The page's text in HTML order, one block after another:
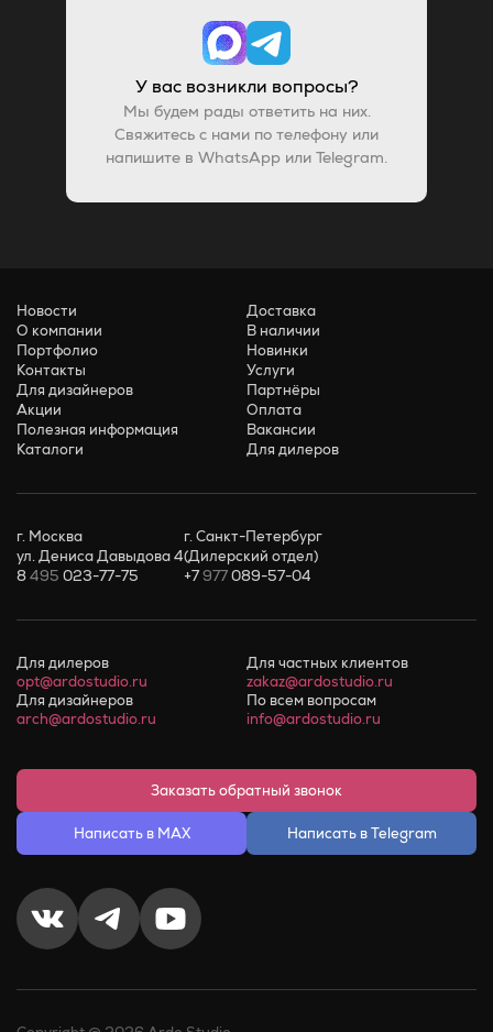
У вас возникли вопросы?
Мы будем рады ответить на них.
Свяжитесь с нами по телефону или
напишите в WhatsApp или Telegram.
Новости
О компании
Портфолио
Контакты
Для дизайнеров
Акции
Полезная информация
Каталоги
Доставка
В наличии
Новинки
Услуги
Партнёры
Оплата
Вакансии
Для дилеров
г. Москва
ул. Дениса Давыдова 4
8495 023-77-75
г. Санкт-Петербург
(Дилерский отдел)
+7977089-57-04
Для дилеров
opt@ardostudio.ru
Для частных клиентов
zakaz@ardostudio.ru
Для дизайнеров
arch@ardostudio.ru
По всем вопросам
info@ardostudio.ru
Заказать обратный звонок
Написать в MAX Написать в Telegram